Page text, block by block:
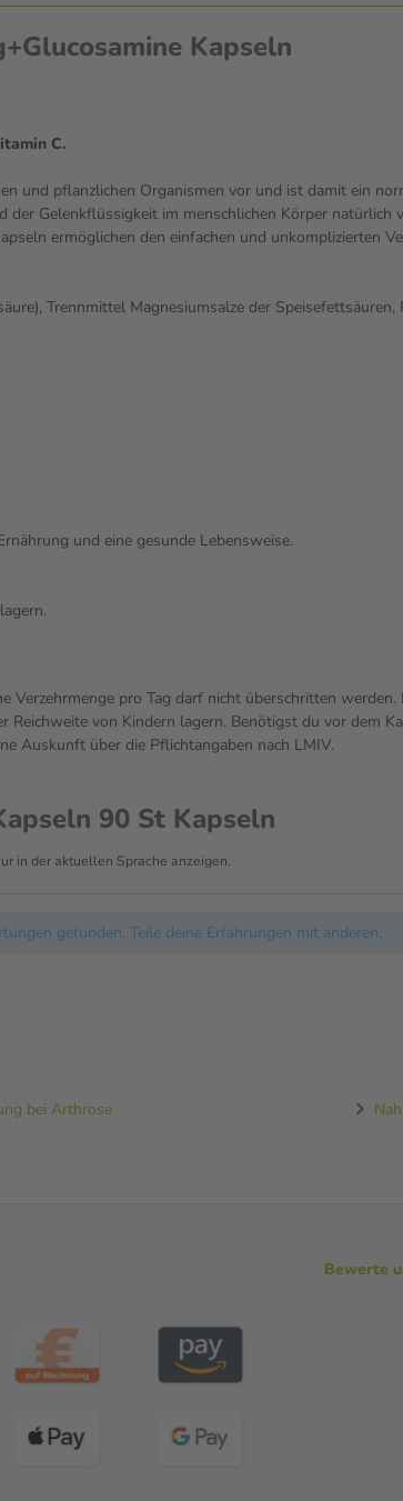
Kapseln
C.
und pflanzlichen Organismen vor und ist damit ein
der Gelenkflüssigkeit im menschlichen Körper
ermöglichen den einfachen und unkomplizierten
Trennmittel Magnesiumsalze der
und eine gesunde Lebensweise.
pro Tag darf nicht überschritten
von Kindern lagern. Benötigst du vor dem
Auskunft über die Pflichtangaben nach LMIV.
90 St Kapseln
in der aktuellen Sprache anzeigen.
gefunden. Teile deine Erfahrungen mit anderen.
bei Arthrose
Bewerte